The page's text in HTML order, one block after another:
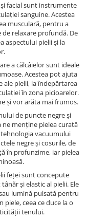
facial sunt instrumente
sanguine. Acestea
musculară, pentru a
relaxare profundă. De
aspectului pielii și la
a călcâielor sunt ideale
Acestea pot ajuta
ale pielii, la îndepărtarea
în zona picioarelor.
și vor arăta mai frumos.
de puncte negre și
menține pielea curată
vacuumului
negre și cosurile, de
în profunzime, iar pielea
feței sunt concepute
și elastic al pielii. Ele
lumină pulsată pentru
ceea ce duce la o
tenului.